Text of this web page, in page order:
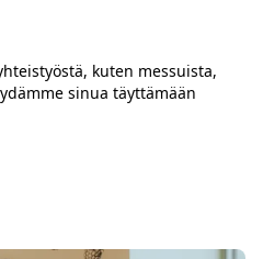
kuten messuista,
sinua täyttämään